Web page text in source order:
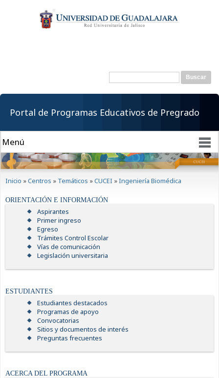
contenido
principal
Formulario de
Buscar
Portal de Programas Educativos de Pregrado
Inicio »Centros » Temáticos »CUCEI »Ingeniería Biomédica
ORIENTACIÓN E INFORMACIÓN
Aspirantes
Primer ingreso
Egreso
Trámites Control Escolar
Vías de comunicación
Legislación universitaria
ESTUDIANTES
Estudiantes destacados
Programas de apoyo
Convocatorias
Sitios y documentos de interés
Preguntas frecuentes
ACERCA DEL PROGRAMA